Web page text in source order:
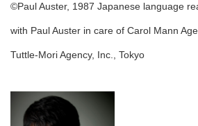
©Paul Auster, 1987 Japanese language
with Paul Auster in care of Carol Mann
Tuttle-Mori Agency, Inc., Tokyo